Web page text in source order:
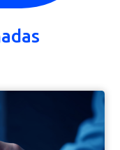
a ter uma vida